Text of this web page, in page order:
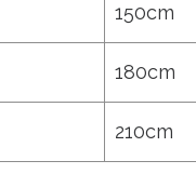
150cm
180cm
210cm